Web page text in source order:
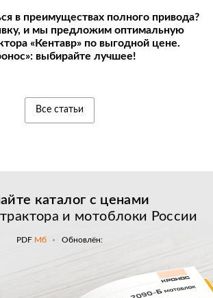
в преимуществах полного привода?
и мы предложим оптимальную
«Кентавр» по выгодной цене.
выбирайте лучшее!
Все статьи
каталог с ценами
и мотоблоки России
PDF Мб Обновлён: